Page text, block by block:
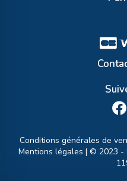
Conditions générales de
Mentions légales | © 2023 -